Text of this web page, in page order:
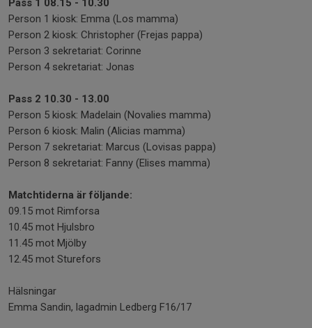
Pass 1 08.15 - 10.30
Person 1 kiosk: Emma (Los mamma)
Person 2 kiosk: Christopher (Frejas pappa)
Person 3 sekretariat: Corinne
Person 4 sekretariat: Jonas
Pass 2 10.30 - 13.00
Person 5 kiosk: Madelain (Novalies mamma)
Person 6 kiosk: Malin (Alicias mamma)
Person 7 sekretariat: Marcus (Lovisas pappa)
Person 8 sekretariat: Fanny (Elises mamma)
Matchtiderna är följande:
09.15 mot Rimforsa
10.45 mot Hjulsbro
11.45 mot Mjölby
12.45 mot Sturefors
Hälsningar
Emma Sandin, lagadmin Ledberg F16/17